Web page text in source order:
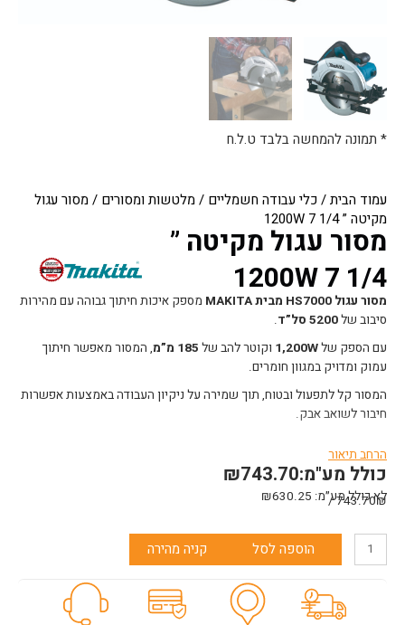
עמוד הבית/כלי עבודה חשמליים /מלטשות ומסורים / מסור עגול
מקיטה ” 1/4 7 1200W
מסור עגול מקיטה ”
1/4 7 1200W
מסור עגול HS7000 מבית MAKITA
מספק איכות חיתוך גבוהה עם מהירות
סיבוב של5200 סל”ד
.
עם הספק של1,200W וקוטר להב של 185 מ”מ
, המסור מאפשר חיתוך
עמוק ומדויק במגוון חומרים.
המסור קל לתפעול ובטוח, תוך שמירה על ניקיון העבודה באמצעות אפשרות
חיבור לשואב אבק.
תכונות
נוחות שימוש:מערכת החלפת מקדחים מהירה וקלה.
בטיחות:
תאורת LED מאירה את אזור העבודה לבטיחות מקסימלית.
הרחב תיאור
₪743.70כולל מע"מ:
לא כולל מע״מ: ₪630.25
743.70₪ /
כמות
הוספה לסל קניה מהירה
* תמונה להמחשה בלבד ט.ל.ח